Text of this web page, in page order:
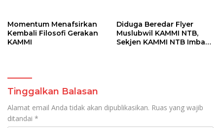
Momentum Menafsirkan
Kembali Filosofi Gerakan
KAMMI
Diduga Beredar Flyer
Muslubwil KAMMI NTB,
Sekjen KAMMI NTB Imbau
Tinggalkan Balasan
Alamat email Anda tidak akan dipublikasikan. Ruas yang wajib
ditandai *